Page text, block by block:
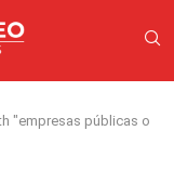
"empresas públicas o